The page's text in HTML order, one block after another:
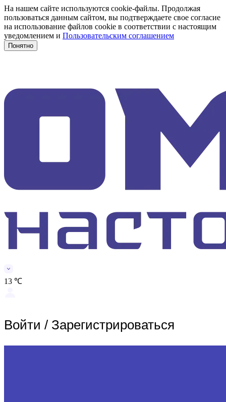
На нашем сайте используются cookie-файлы. Продолжая
пользоваться данным сайтом, вы подтверждаете свое согласие
на использование файлов cookie в соответствии с настоящим
уведомлением и Пользовательским соглашением
Понятно
13 ℃
Войти / Зарегистрироваться